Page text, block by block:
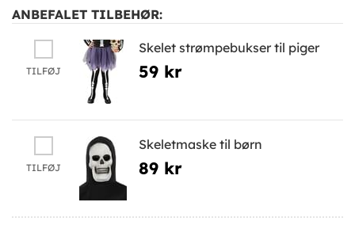
ANBEFALET TILBEHØR:
TILFØJ
Skelet strømpebukser til piger
59 kr
TILFØJ
Skeletmaske til børn
89 kr